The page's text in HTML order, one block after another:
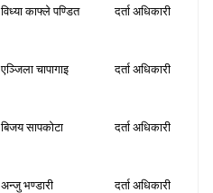
विध्या काफ्ले पण्डित दर्ता अधिकारी
एञ्जिला चापागाइ दर्ता अधिकारी
बिजय सापकोटा दर्ता अधिकारी
अन्जु भण्डारी दर्ता अधिकारी